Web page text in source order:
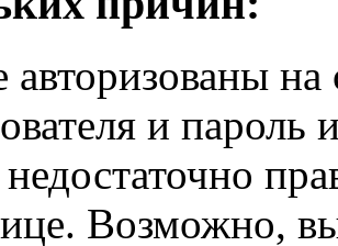
на
и пароль
Возможно,